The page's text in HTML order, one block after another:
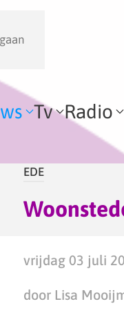
Tv Radio
EDE
vrijdag 03 juli
door Lisa